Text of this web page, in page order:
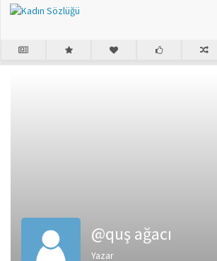
@quş ağacı
Yazar